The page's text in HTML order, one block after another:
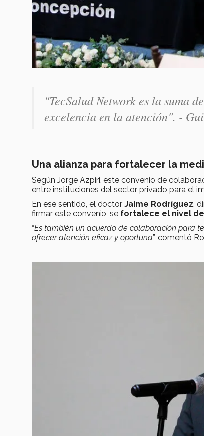
"TecSalud Network es la suma
excelencia en la atención". -
Una alianza para fortalecer la
Según Jorge Azpiri, este convenio de
entre instituciones del sector privado para el
En ese sentido, el doctor Jaime Rodríguez ,
firmar este convenio, se fortalece el nivel
“Es también un acuerdo de colaboración para
ofrecer atención eficaz y oportuna”, comentó